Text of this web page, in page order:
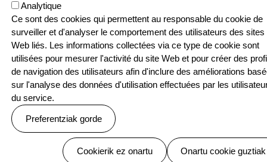
Menu Pied de page
ContactPolitique de confidentialité
Politique relative aux cookies
© SEASKA | Eskubide guztiak bere esku
Analytique
Ce sont des cookies qui permettent au responsable du cookie de
surveiller et d'analyser le comportement des utilisateurs des sites
Web liés. Les informations collectées via ce type de cookie sont
utilisées pour mesurer l'activité du site Web et pour créer des
de navigation des utilisateurs afin d'inclure des améliorations
sur l'analyse des données d'utilisation effectuées par les
du service.
Preferentziak gorde
Cookierik ez onartu Onartu cookie guztiak
Baimenak ezeztatu